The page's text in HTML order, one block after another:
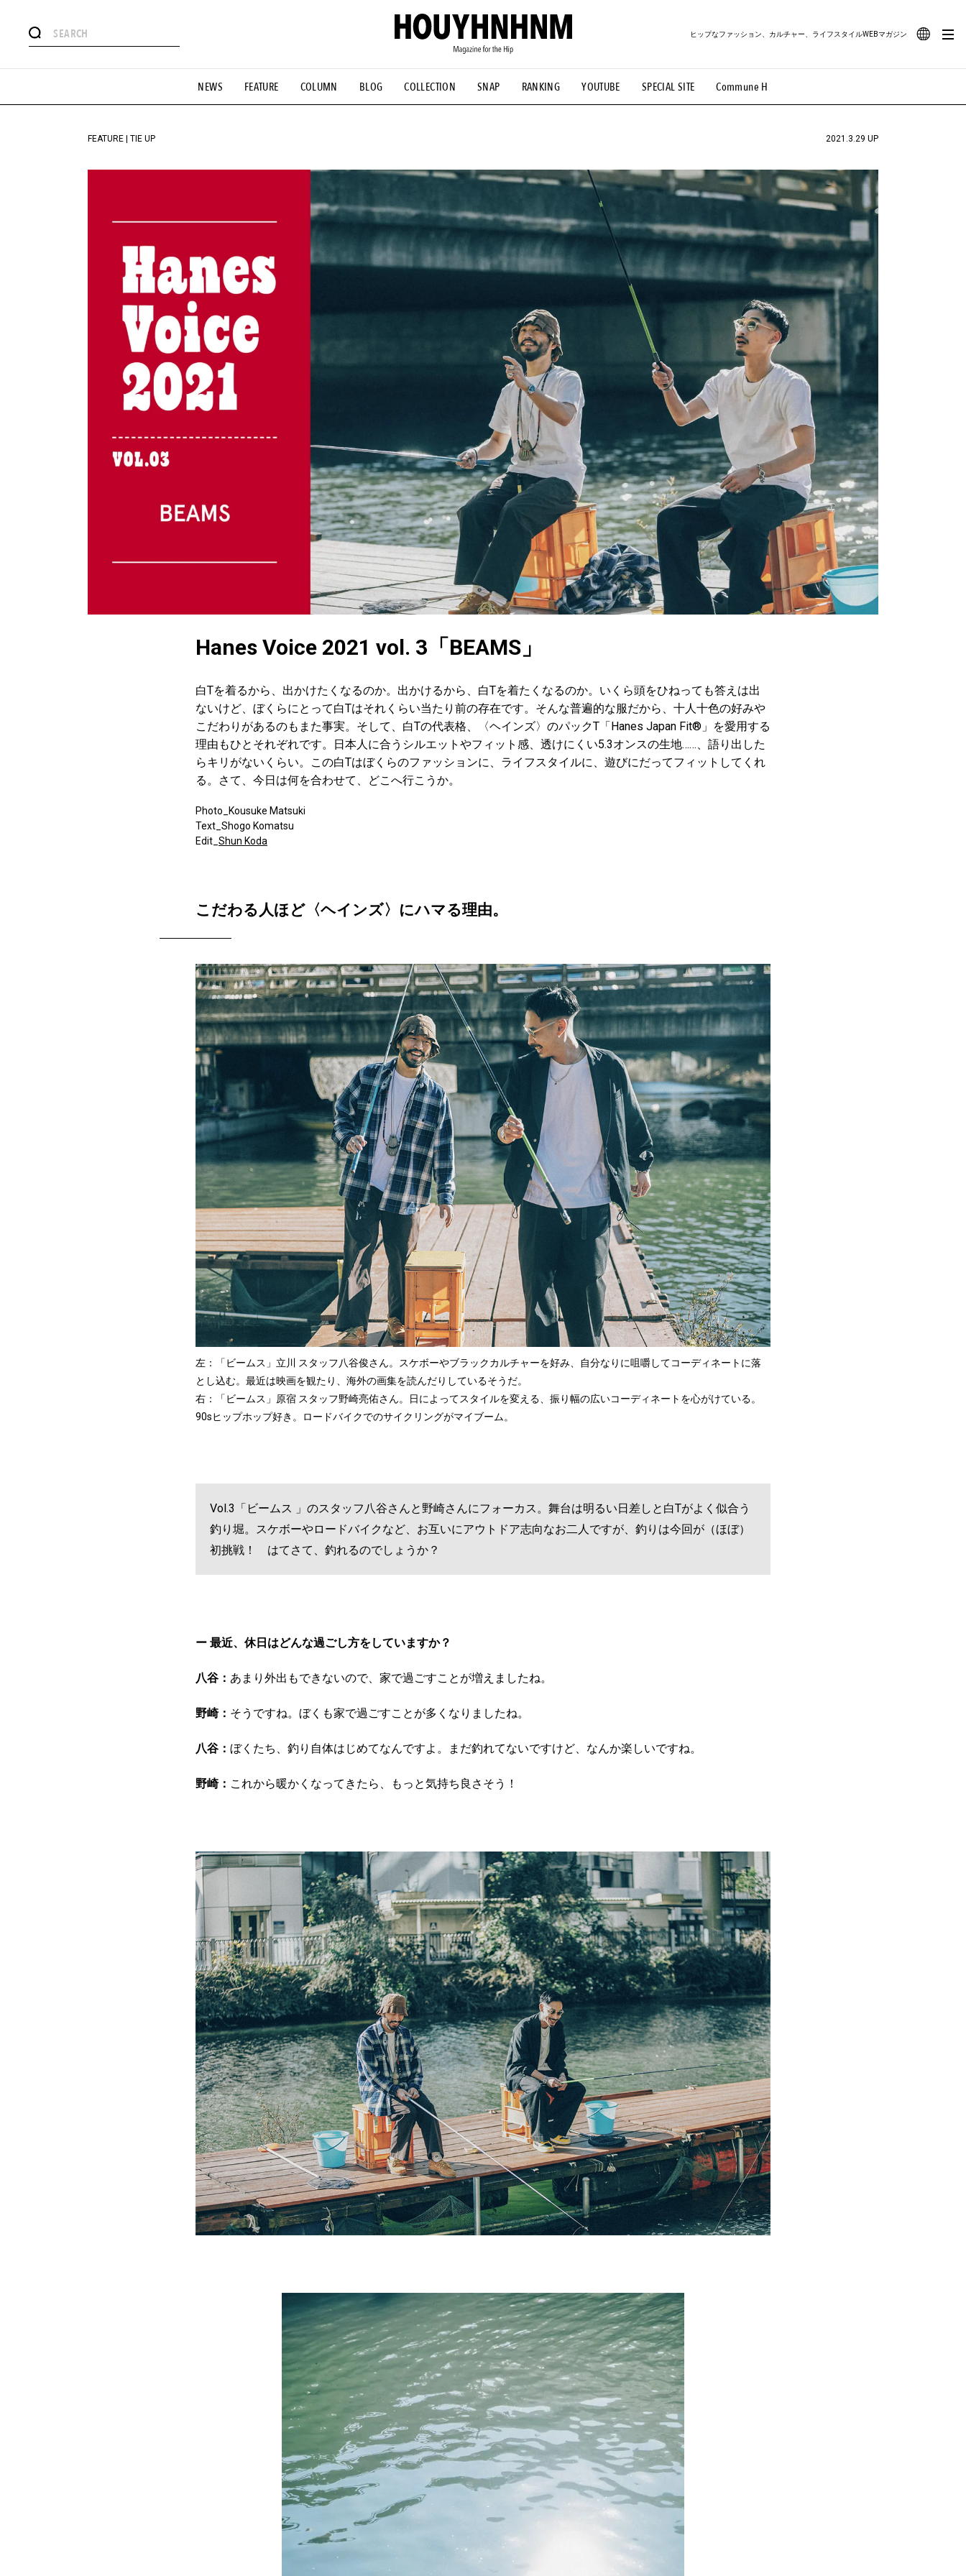
NEWS FEATURE COLUMN BLOG COLLECTION SNAP RANKING YOUTUBE SPECIAL SITE Commune H
ヒップなファッション、カルチャー、ライフスタイルWEBマガジン
#憧れの逸品 #ESSENTIAL DESIGNS #古着サミット #NEW VINTAGE #マイナーグッド図鑑 #路地裏てぃーん。 #MONTHLY JOURNAL
#GH 銘品の所以 #フイナムのYouTube #Commune H #FOCUS IT #AH.H #ととけん #FASHION #MUSIC #MOVIE #LIFESTYLE #SNEAKER #OUTDOOR
#HANDSOME HANDBOOK
FEATURE | TIE UP 2021.3.29 UP
Hanes Voice 2021 vol. 3「BEAMS」
白Tを着るから、出かけたくなるのか。出かけるから、白Tを着たくなるのか。いくら頭をひねっても答えは出
ないけど、ぼくらにとって白Tはそれくらい当たり前の存在です。そんな普遍的な服だから、十人十色の好みや
こだわりがあるのもまた事実。そして、白Tの代表格、〈ヘインズ〉のパックT「Hanes Japan Fit®」を愛用する
理由もひとそれぞれです。日本人に合うシルエットやフィット感、透けにくい5.3オンスの生地……、語り出した
らキリがないくらい。この白Tはぼくらのファッションに、ライフスタイルに、遊びにだってフィットしてくれ
る。さて、今日は何を合わせて、どこへ行こうか。
Photo_Kousuke Matsuki
Text_Shogo Komatsu
Edit_ Shun Koda
こだわる人ほど〈ヘインズ〉にハマる理由。
左：「ビームス」立川 スタッフ八谷俊さん。スケボーやブラックカルチャーを好み、自分なりに咀嚼してコーディネートに落
とし込む。最近は映画を観たり、海外の画集を読んだりしているそうだ。
右：「ビームス」原宿 スタッフ野崎亮佑さん。日によってスタイルを変える、振り幅の広いコーディネートを心がけている。
90sヒップホップ好き。ロードバイクでのサイクリングがマイブーム。
Vol.3「ビームス 」のスタッフ八谷さんと野崎さんにフォーカス。舞台は明るい日差しと白Tがよく似合う
釣り堀。スケボーやロードバイクなど、お互いにアウトドア志向なお二人ですが、釣りは今回が（ほぼ）
初挑戦！ はてさて、釣れるのでしょうか？
ー 最近、休日はどんな過ごし方をしていますか？
八谷： あまり外出もできないので、家で過ごすことが増えましたね。
野崎： そうですね。ぼくも家で過ごすことが多くなりましたね。
八谷： ぼくたち、釣り自体はじめてなんですよ。まだ釣れてないですけど、なんか楽しいですね。
野崎： これから暖かくなってきたら、もっと気持ち良さそう！